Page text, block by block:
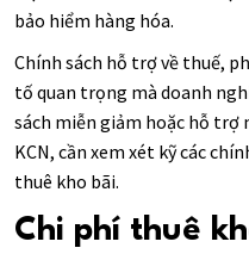
bảo hiểm hàng hóa.
Chính sách hỗ trợ về thuế,
tố quan trọng mà doanh
sách miễn giảm hoặc hỗ trợ
KCN, cần xem xét kỹ các
thuê kho bãi.
Chi phí thuê